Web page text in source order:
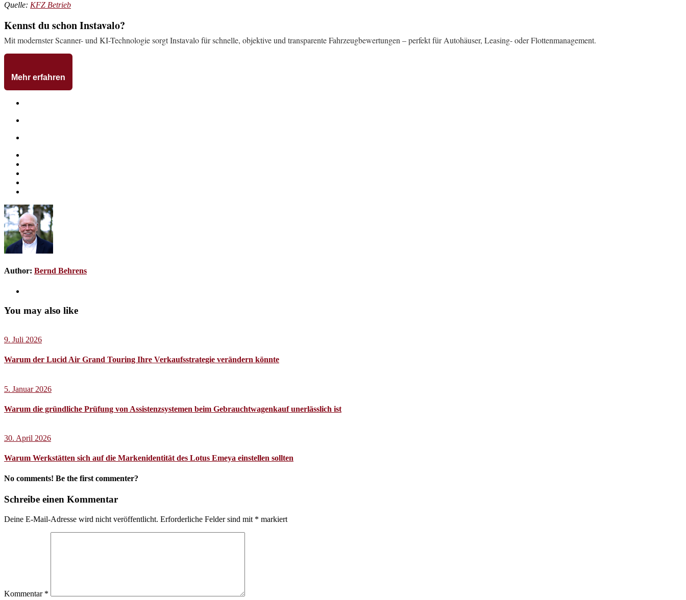
Quelle: KFZ Betrieb
Kennst du schon Instavalo?
Mit modernster Scanner- und KI-Technologie sorgt Instavalo für schnelle, objektive und transparente Fahrzeugbewertungen – perfekt für Autohäuser, Leasing- oder Flottenmanagement.
Mehr erfahren
Author: Bernd Behrens
You may also like
9. Juli 2026
Warum der Lucid Air Grand Touring Ihre Verkaufsstrategie verändern könnte
5. Januar 2026
Warum die gründliche Prüfung von Assistenzsystemen beim Gebrauchtwagenkauf unerlässlich ist
30. April 2026
Warum Werkstätten sich auf die Markenidentität des Lotus Emeya einstellen sollten
No comments! Be the first commenter?
Schreibe einen Kommentar
Deine E-Mail-Adresse wird nicht veröffentlicht. Erforderliche Felder sind mit * markiert
Kommentar *